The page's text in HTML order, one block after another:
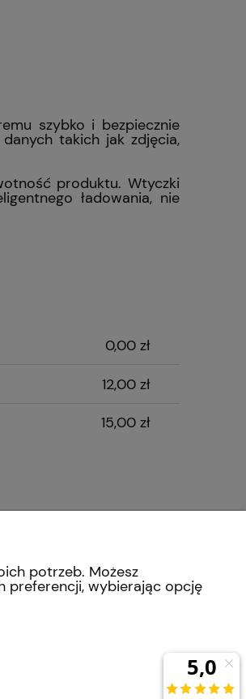
szybko i bezpiecznie
takich jak zdjęcia,
produktu.Wtyczki
ładowania, nie
0,00 zł
12,00 zł
15,00 zł
Przechowalnia
potrzeb. Możesz
preferencji, wybierając opcję